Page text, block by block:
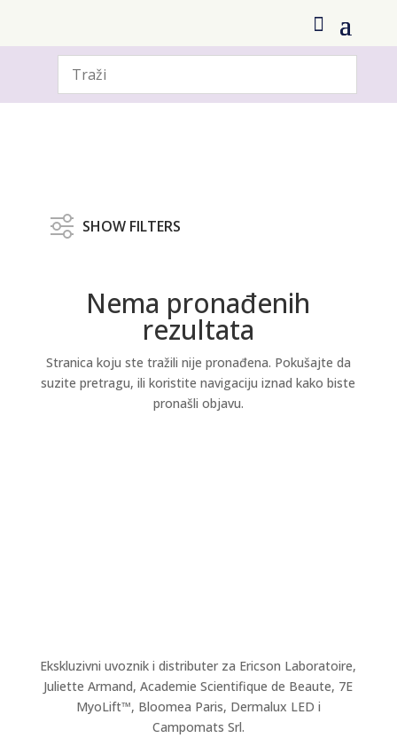
SHOW FILTERS
Brend
Linija
Poništi filtere
Nema pronađenih
rezultata
Stranica koju ste tražili nije pronađena. Pokušajte da
suzite pretragu, ili koristite navigaciju iznad kako biste
pronašli objavu.
Ekskluzivni uvoznik i distributer za Ericson Laboratoire,
Juliette Armand,Academie Scientifique de Beaute, 7E
MyoLift™, Bloomea Paris, Dermalux LED i
Campomats Srl.